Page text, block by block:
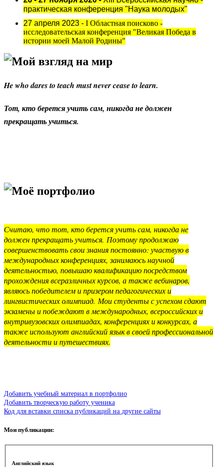
практическая конференция "Наука молодых"
27 апреля 2023 - I Областная поисково -
исследовательская конференция "Великая Победа в
истории моей Малой Родины"
Мой взгляд на мир
He who dares to teach must never cease to learn.
Тот, кто берется учить сам, никогда не должен
прекращать учиться.
Моё портфолио
Считаю, что тот, кто берется учить сам, никогда не
должен прекращать учиться. Поэтому продолжаю
совершенствовать свои знания постоянно: участвую в
международных конференциях, занимаюсь научной
деятельностью, повышаю квалификацию посредством
прохождения всеразличных курсов, а также вебинаров,
являюсь победителем и призером педагогических и
лингвистических олимпиад. Мои студенты с успехом сдают
экзамены и побеждают в международных, всероссийских и
внутривузовских олимпиадах, конференциях и конкурсах, а
также используют английский язык в своей профессиональной
деятельности и путешествиях.
Добавить учебный материал в портфолио
Добавить творческую работу ученика
Код для вставки списка публикаций на другие сайты
Мои публикации:
Английский язык